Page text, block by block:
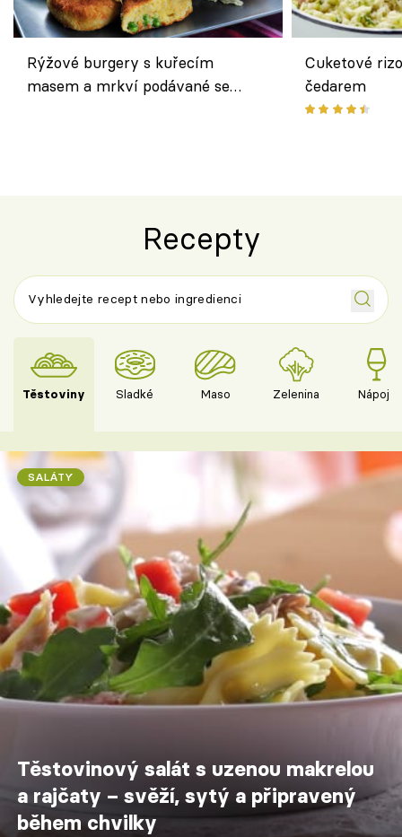
Rýžové burgery s kuřecím
masem a mrkví podávané se
Cuketové
čedarem
Recepty
Těstoviny Sladké Maso Zelenina Nápoje
SALÁTY
Těstovinový salát s uzenou makrelou
a rajčaty – svěží, sytý a připravený
během chvilky